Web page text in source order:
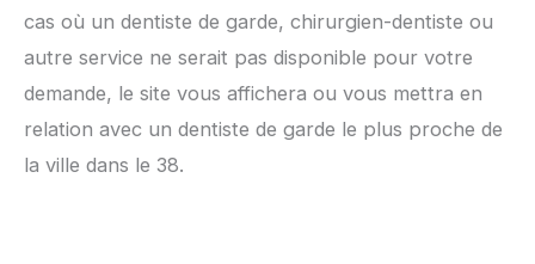
cas où un dentiste de garde, chirurgien-dentiste ou
autre service ne serait pas disponible pour votre
demande, le site vous affichera ou vous mettra en
relation avec un dentiste de garde le plus proche de
la ville dans le 38.